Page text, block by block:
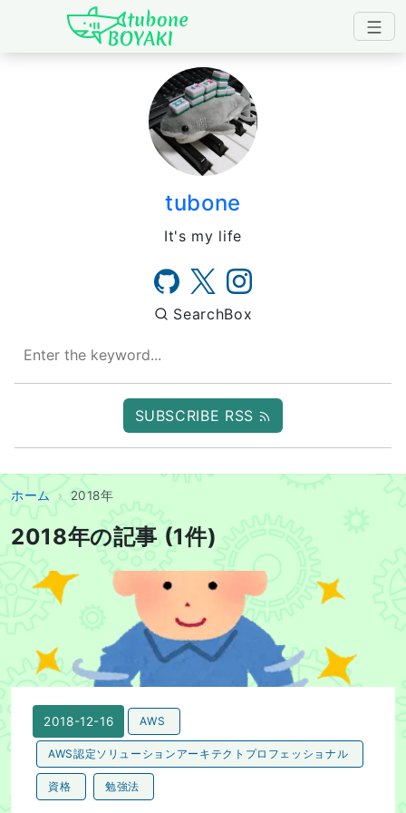
Japanese IT Developer's
tubone
It's my life
SearchBox
SUBSCRIBE RSS
ホーム 2018年
2018年の記事 (1件)
AWS 認定ソリューションアーキテクト–プロフェッショ
2018-12-16 AWS
AWS認定ソリューションアーキテクトプロフェッショナル
資格 勉強法